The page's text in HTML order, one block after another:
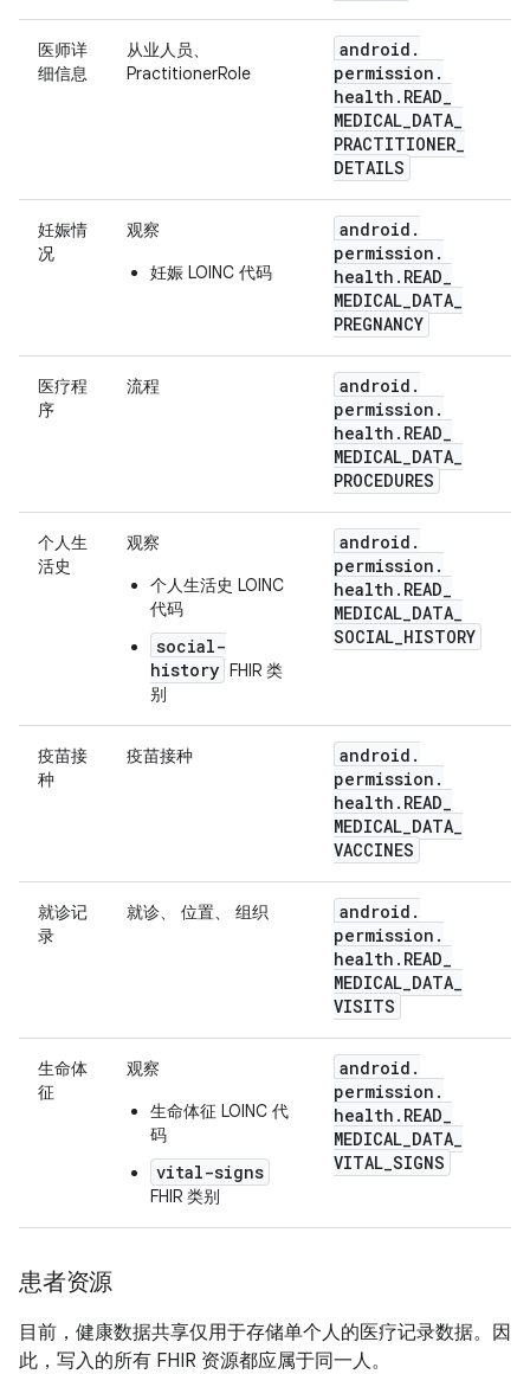
医师详
细信息
从业人员、
PractitionerRole
android .
permission .
health . READ_
MEDICAL_DATA_
PRACTITIONER_
DETAILS
妊娠情
况
观察
妊娠 LOINC 代码
android .
permission .
health . READ_
MEDICAL_DATA_
PREGNANCY
医疗程
序
流程 android .
permission .
health . READ_
MEDICAL_DATA_
PROCEDURES
个人生
活史
观察
个人生活史 LOINC
代码
social-
history FHIR 类
别
android .
permission .
health . READ_
MEDICAL_DATA_
SOCIAL_HISTORY
疫苗接
种
疫苗接种 android .
permission .
health . READ_
MEDICAL_DATA_
VACCINES
就诊记
录
就诊、 位置、 组织 android .
permission .
health . READ_
MEDICAL_DATA_
VISITS
生命体
征
观察
生命体征 LOINC 代
码
vital-signs
FHIR 类别
android .
permission .
health . READ_
MEDICAL_DATA_
VITAL_SIGNS
患者资源
目前，健康数据共享仅用于存储单个人的医疗记录数据。因
此，写入的所有 FHIR 资源都应属于同一人。